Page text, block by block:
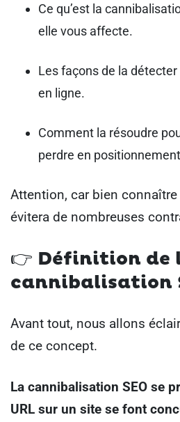
Ce qu’est la
elle vous affecte.
Les façons de la
en ligne.
Comment la résoudre
perdre en
Attention, car bien
évitera de nombreuses
👉 Définition de
cannibalisation
Avant tout, nous allons
de ce concept.
La cannibalisation SEO se
URL sur un site se font